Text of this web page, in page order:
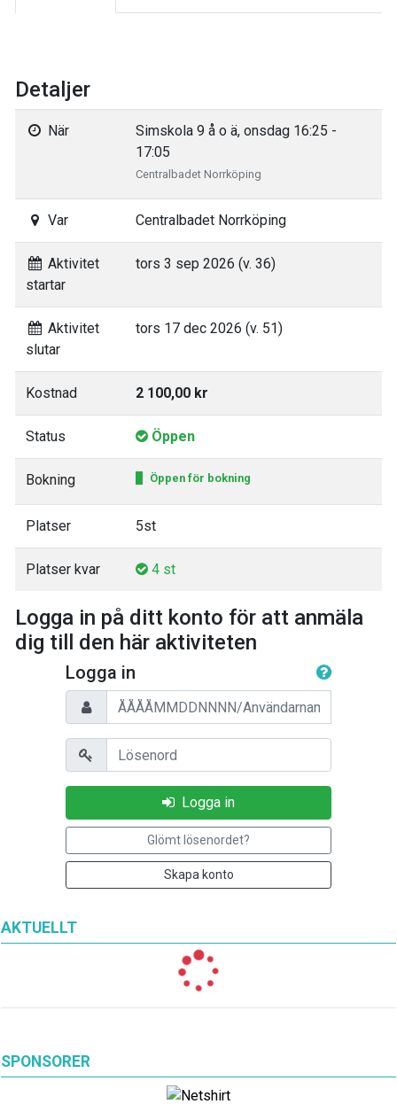
AKTUELLT
SPONSORER
Detaljer
När
Simskola 9 å o ä, onsdag 16:25 -
17:05
Centralbadet Norrköping
Var Centralbadet Norrköping
Aktivitet
startar
tors 3 sep 2026 (v. 36)
Aktivitet
slutar
tors 17 dec 2026 (v. 51)
Kostnad 2 100,00 kr
Status Öppen
Bokning Öppen för bokning
Platser 5st
Platser kvar 4 st
Logga in på ditt konto för att anmäla
dig till den här aktiviteten
Logga in
Personnummer/Användarnamn
Lösenord
Logga in
Glömt lösenordet?
Skapa konto